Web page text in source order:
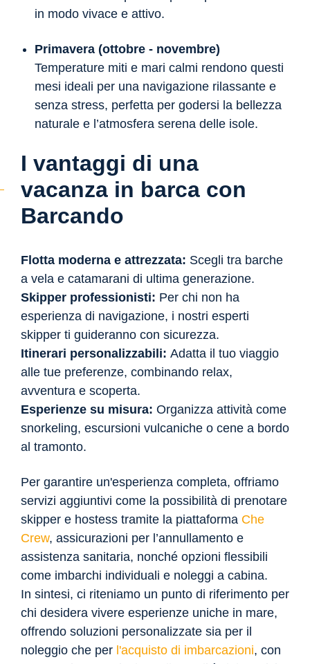
in modo vivace e attivo.
Primavera (ottobre - novembre)
Temperature miti e mari calmi rendono questi
mesi ideali per una navigazione rilassante e
senza stress, perfetta per godersi la bellezza
naturale e l’atmosfera serena delle isole.
I vantaggi di una
vacanza in barca con
Barcando
Flotta moderna e attrezzata: Scegli tra barche
a vela e catamarani di ultima generazione.
Skipper professionisti: Per chi non ha
esperienza di navigazione, i nostri esperti
skipper ti guideranno con sicurezza.
Itinerari personalizzabili: Adatta il tuo viaggio
alle tue preferenze, combinando relax,
avventura e scoperta.
Esperienze su misura: Organizza attività come
snorkeling, escursioni vulcaniche o cene a bordo
al tramonto.
Per garantire un'esperienza completa, offriamo
servizi aggiuntivi come la possibilità di prenotare
skipper e hostess tramite la piattaforma Che
Crew, assicurazioni per l’annullamento e
assistenza sanitaria, nonché opzioni flessibili
come imbarchi individuali e noleggi a cabina.
In sintesi, ci riteniamo un punto di riferimento per
chi desidera vivere esperienze uniche in mare,
offrendo soluzioni personalizzate sia per il
noleggio che per l'acquisto di imbarcazioni, con